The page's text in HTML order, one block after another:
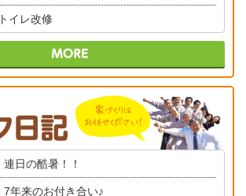
トイレ改修
連日の酷暑！！
7年来のお付き合い♪